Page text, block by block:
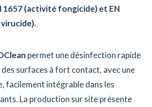
1657 (activité fongicide) et EN
permet une désinfection rapide
surfaces à fort contact, avec une
facilement intégrable dans les
La production sur site présente